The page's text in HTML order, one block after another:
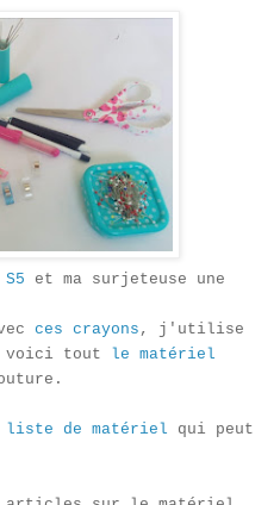
S5 et ma surjeteuse une
ces crayons , j'utilise
voici tout le matériel
liste de matériel qui peut